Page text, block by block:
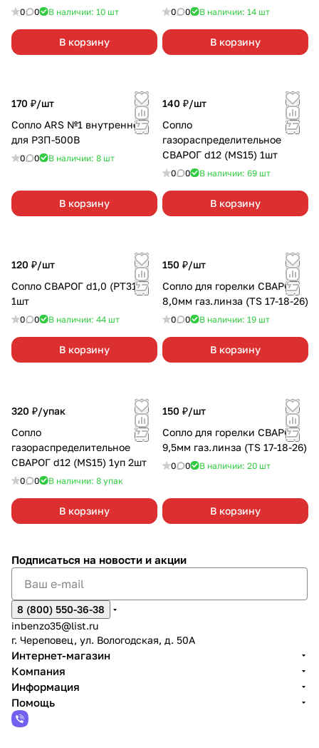
0 0 В наличии: 10 шт
В корзину
0 0 В наличии: 14 шт
В корзину
170 ₽/шт
Сопло ARS №1 внутреннее
для Р3П-500В
0 0 В наличии: 8 шт
В корзину
140 ₽/шт
Сопло
газораспределительное
СВАРОГ d12 (MS15) 1шт
0 0 В наличии: 69 шт
В корзину
120 ₽/шт
Сопло СВАРОГ d1,0 (РТ31)
1шт
0 0 В наличии: 44 шт
В корзину
150 ₽/шт
Сопло для горелки СВАРОГ
8,0мм газ.линза (TS 17-18-26)
0 0 В наличии: 19 шт
В корзину
320 ₽/упак
Сопло
газораспределительное
СВАРОГ d12 (MS15) 1уп 2шт
0 0 В наличии: 8 упак
В корзину
150 ₽/шт
Сопло для горелки СВАРОГ
9,5мм газ.линза (TS 17-18-26)
0 0 В наличии: 20 шт
В корзину
Подписаться на новости и акции
8 (800) 550-36-38
inbenzo35@list.ru
г. Череповец, ул. Вологодская, д. 50А
Интернет-магазин
Компания
Информация
Помощь